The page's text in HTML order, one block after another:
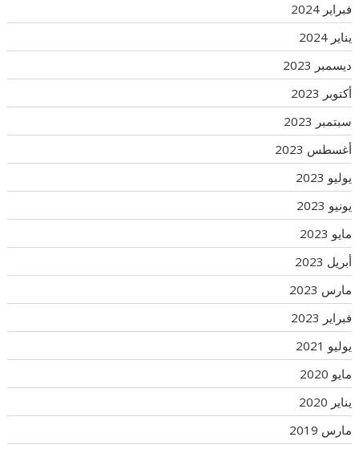
فبراير 2024
يناير 2024
ديسمبر 2023
أكتوبر 2023
سبتمبر 2023
أغسطس 2023
يوليو 2023
يونيو 2023
مايو 2023
أبريل 2023
مارس 2023
فبراير 2023
يوليو 2021
مايو 2020
يناير 2020
مارس 2019